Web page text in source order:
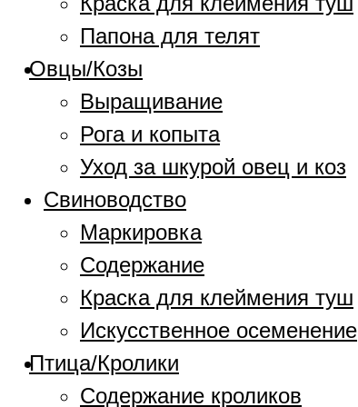
Папона для телят
Овцы/Козы
Выращивание
Рога и копыта
Уход за шкурой овец и коз
Свиноводство
Маркировка
Содержание
Краска для клеймения туш
Искусственное осеменение
Птица/Кролики
Содержание кроликов